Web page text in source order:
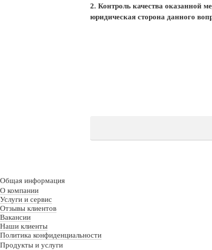
2. Контроль качества оказанной
юридическая сторона данного
Общая информация
О компании
Услуги и сервис
Отзывы клиентов
Вакансии
Наши клиенты
Политика конфиденциальности
Продукты и услуги